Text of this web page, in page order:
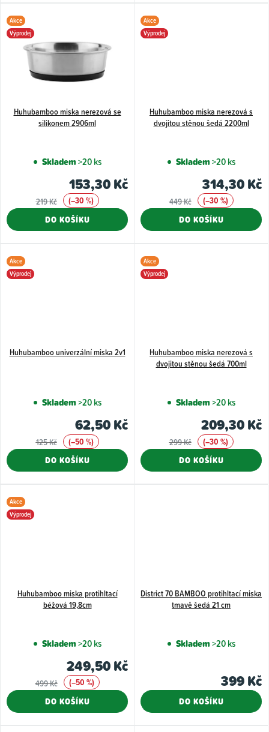
Akce
Výprodej
Huhubamboo miska nerezová se
silikonem 2906ml
Skladem>20 ks
153,30 Kč
219 Kč
(–30 %)
DO KOŠÍKU
Akce
Výprodej
Huhubamboo miska nerezová s
dvojitou stěnou šedá 2200ml
Skladem>20 ks
314,30 Kč
449 Kč
(–30 %)
DO KOŠÍKU
Akce
Výprodej
Huhubamboo univerzální miska 2v1
Skladem>20 ks
62,50 Kč
125 Kč
(–50 %)
DO KOŠÍKU
Akce
Výprodej
Huhubamboo miska nerezová s
dvojitou stěnou šedá 700ml
Skladem>20 ks
209,30 Kč
299 Kč
(–30 %)
DO KOŠÍKU
Akce
Výprodej
Huhubamboo miska protihltací
béžová 19,8cm
Skladem>20 ks
249,50 Kč
499 Kč
(–50 %)
DO KOŠÍKU
District 70 BAMBOO protihltací miska
tmavě šedá 21 cm
Skladem>20 ks
399 Kč
DO KOŠÍKU